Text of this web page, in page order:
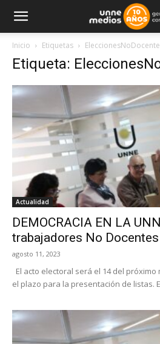
Inicio Etiquetas
Etiqueta:
Actualidad
DEMOCRACIA EN LA
trabajadores No Docentes
agosto 11, 2023
El acto electoral será el 14 del
el plazo para la presentación de listas.